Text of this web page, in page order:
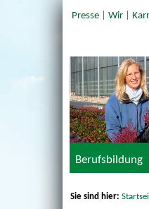
Presse| Wir|
Berufsbildung
Sie sind hier: